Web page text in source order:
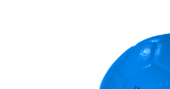
Bildergalerie überspringen